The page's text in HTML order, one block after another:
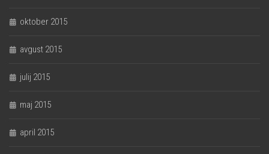
oktober 2015
avgust 2015
julij 2015
maj 2015
april 2015